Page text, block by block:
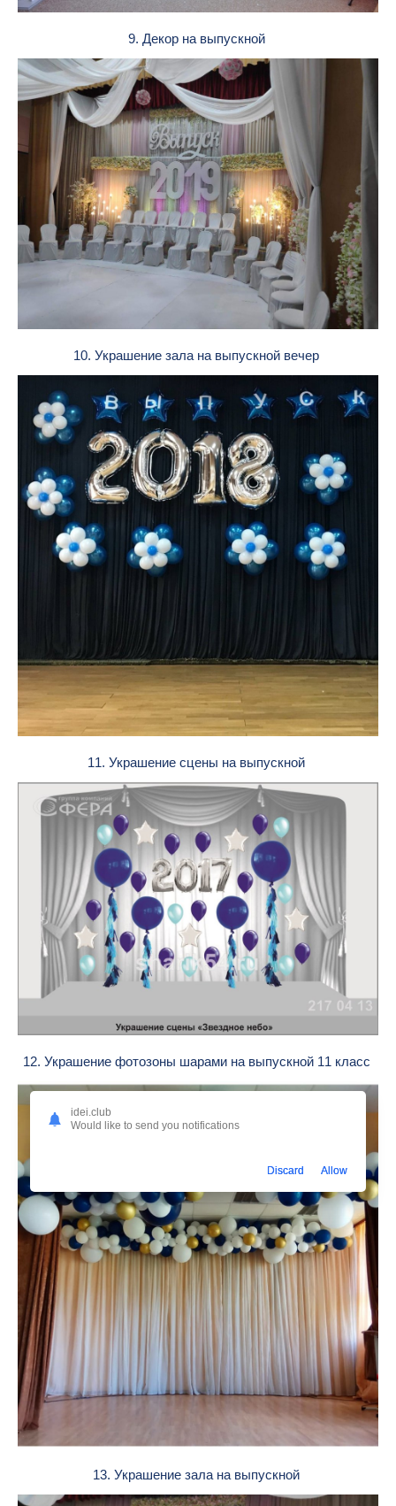
9. Декор на выпускной
10. Украшение зала на выпускной вечер
11. Украшение сцены на выпускной
12. Украшение фотозоны шарами на выпускной 11 класс
13. Украшение зала на выпускной
idei.club
Would like to send you notifications
Discard Allow